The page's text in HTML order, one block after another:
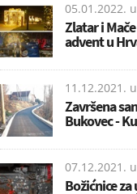
05.01.2022. u
Zlatar i
advent u
11.12.2021. u
Završena
Bukovec -
07.12.2021. u
Božićnice